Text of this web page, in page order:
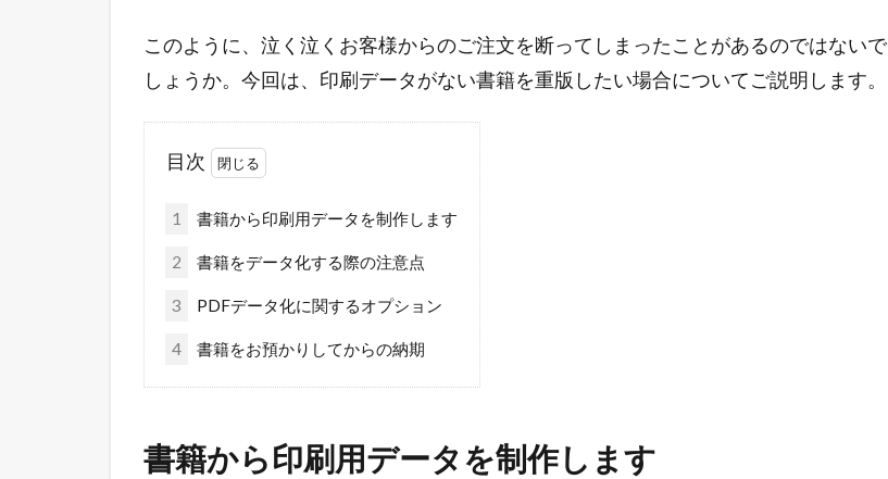
このように、泣く泣くお客様からのご注文を断ってしまったことがあるのではないで
しょうか。今回は、印刷データがない書籍を重版したい場合についてご説明します。
目次
1 書籍から印刷用データを制作します
2 書籍をデータ化する際の注意点
3 PDFデータ化に関するオプション
4 書籍をお預かりしてからの納期
書籍から印刷用データを制作します